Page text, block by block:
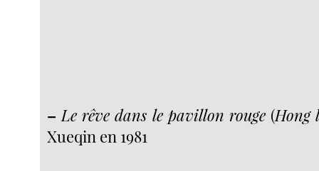
– Le rêve dans le pavillon rouge (Hong
Xueqin en 1981